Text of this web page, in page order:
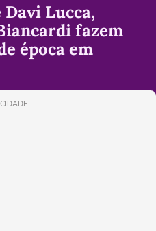
Lucca,
fazem
época em